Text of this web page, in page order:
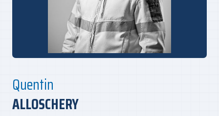
Quentin
ALLOSCHERY